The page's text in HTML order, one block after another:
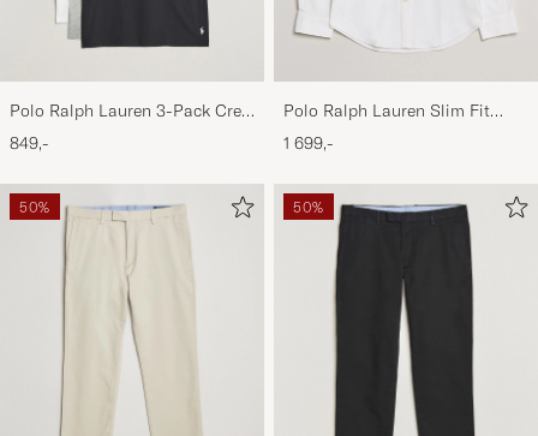
Polo Ralph Lauren 3-Pack Crew
Neck T-Shirt
White/Black/Andover Heather
849,-
Polo Ralph Lauren Slim Fit
Shirt Oxford White
1 699,-
50% 50%